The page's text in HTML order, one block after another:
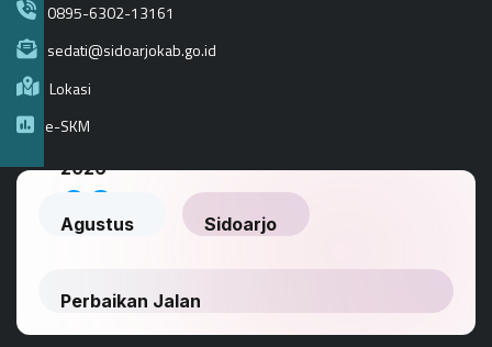
0895-6302-13161
sedati@sidoarjokab.go.id
Lokasi
e-SKM